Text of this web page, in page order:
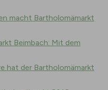
macht Bartholomämarkt
Beimbach: Mit dem
hat der Bartholomämarkt